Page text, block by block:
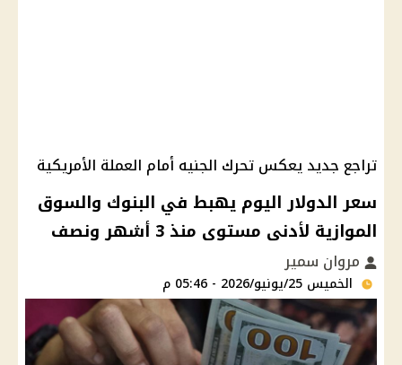
تراجع جديد يعكس تحرك الجنيه أمام العملة الأمريكية
سعر الدولار اليوم يهبط في البنوك والسوق
الموازية لأدنى مستوى منذ 3 أشهر ونصف
مروان سمير
الخميس 25/يونيو/2026 - 05:46 م